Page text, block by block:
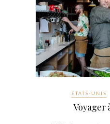
ETATS-UNIS
Voyager